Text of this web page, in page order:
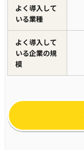
よく導入して
いる業種
よく導入して
いる企業の規
模